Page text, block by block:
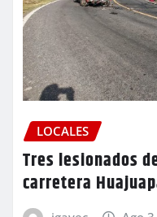
LOCALES
Tres lesionados
carretera